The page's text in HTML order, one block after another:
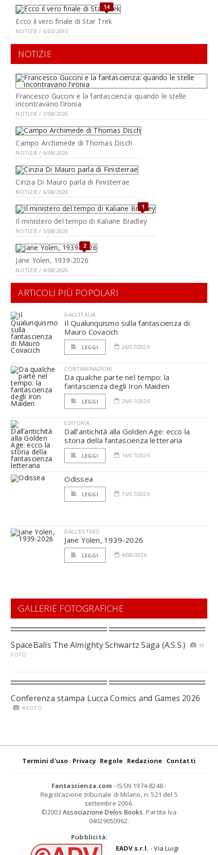
14
Ecco il vero finale di Star Trek
NOTIZIE / 6/03/2010
NOTIZIE
Francesco Guccini e la fantascienza: quando le stelle
incontravano l’ironia
NOTIZIE / 7/08/2026
Campo Archimede di Thomas Disch
NOTIZIE / 6/08/2026
Cinzia Di Mauro parla di Finisterrae
NOTIZIE / 6/08/2026
1
Il ministero del tempo di Kaliane Bradley
NOTIZIE / 5/08/2026
2
Jane Yolen, 1939-2026
NOTIZIE / 4/08/2026
ARTICOLI PIÙ POPOLARI
DALL'ITALIA
Il Qualunquismo sulla fantascienza di
Mauro Covacich
LEGGI 26/07/2026
CONTAMINAZIONI
Da qualche parte nel tempo: la
fantascienza degli Iron Maiden
LEGGI 26/07/2026
EDITORIA
Dall’antichità alla Golden Age: ecco la
storia della fantascienza letteraria
LEGGI 16/07/2026
Odissea
LEGGI 15/07/2026
DALL'ESTERO
Jane Yolen, 1939-2026
LEGGI 4/08/2026
GALLERIE FOTOGRAFICHE
SpaceBalls The Almighty Schwartz Saga (A.S.S.)
10
FOTO
Conferenza stampa Lucca Comics and Games 2026
4 FOTO
Termini d'uso Privacy Regole Redazione Contatti
Fantascienza.com - ISSN 1974-8248 -
Registrazione tribunale di Milano, n. 521 del 5
settembre 2006.
©2003 Associazione Delos Books. Partita Iva
04029050962.
Pubblicità:
EADV s.r.l. - Via Luigi